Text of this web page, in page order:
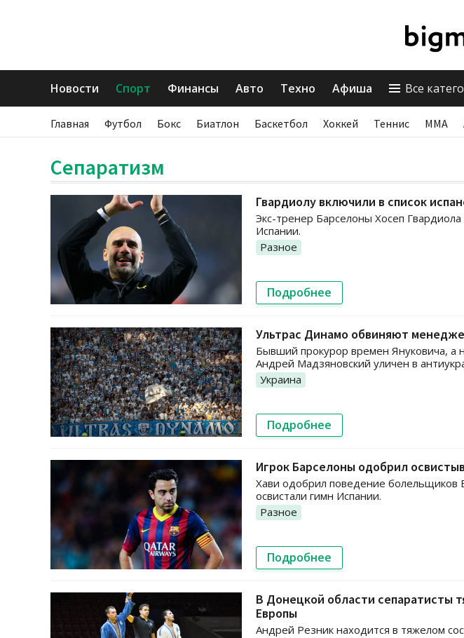
Новости Спорт Финансы Авто Техно Афиша Все
Главная Футбол Бокс Биатлон Баскетбол Хоккей Теннис ММА
Сепаратизм
Гвардиолу включили в список
Экс-тренер Барселоны Хосеп Гвардиола
Испании.
Разное
Подробнее
Ультрас Динамо обвиняют
Бывший прокурор времен Януковича,
Андрей Мадзяновский уличен в
Украина
Подробнее
Игрок Барселоны одобрил
Хави одобрил поведение болельщиков
освистали гимн Испании.
Разное
Подробнее
В Донецкой области сепаратисты
Европы
Андрей Резник находится в тяжелом